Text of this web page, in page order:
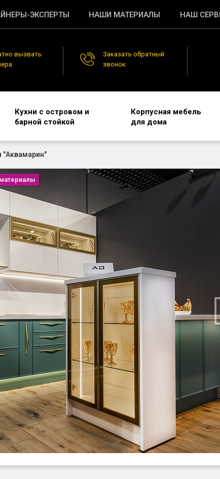
ЭКСПЕРТЫ НАШИ МАТЕРИАЛЫ НАШ
вызвать
Заказать обратный
звонок
Кухни с островом и
барной стойкой
Корпусная мебель
для дома
"Аквамарин"